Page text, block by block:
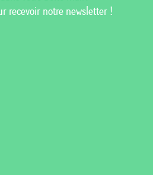
recevoir notre newsletter !